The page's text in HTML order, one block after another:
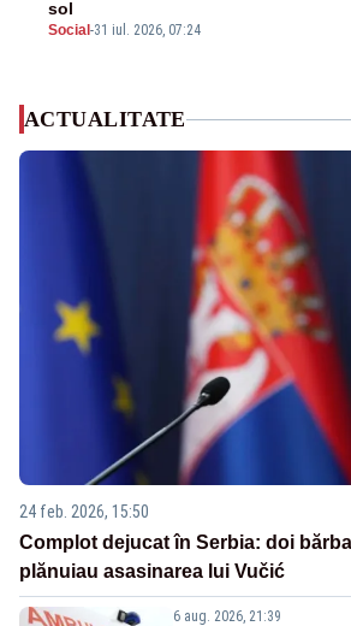
Social -31 iul. 2026, 07:24
sol
ACTUALITATE
24 feb. 2026, 15:50
Complot dejucat în Serbia: doi
plănuiau asasinarea lui Vučić
6 aug. 2026, 21:39